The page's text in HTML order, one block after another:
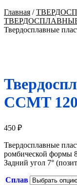
Главная /
Твердосплавные
CCMT
450 ₽
Твердосплавные
ромбической формы
Задний угол 7°
Сплав